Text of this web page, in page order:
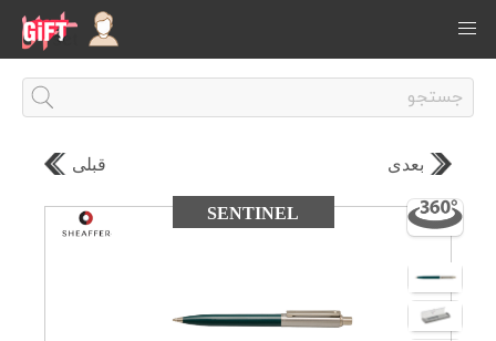
قبلی بعدی
SENTINEL